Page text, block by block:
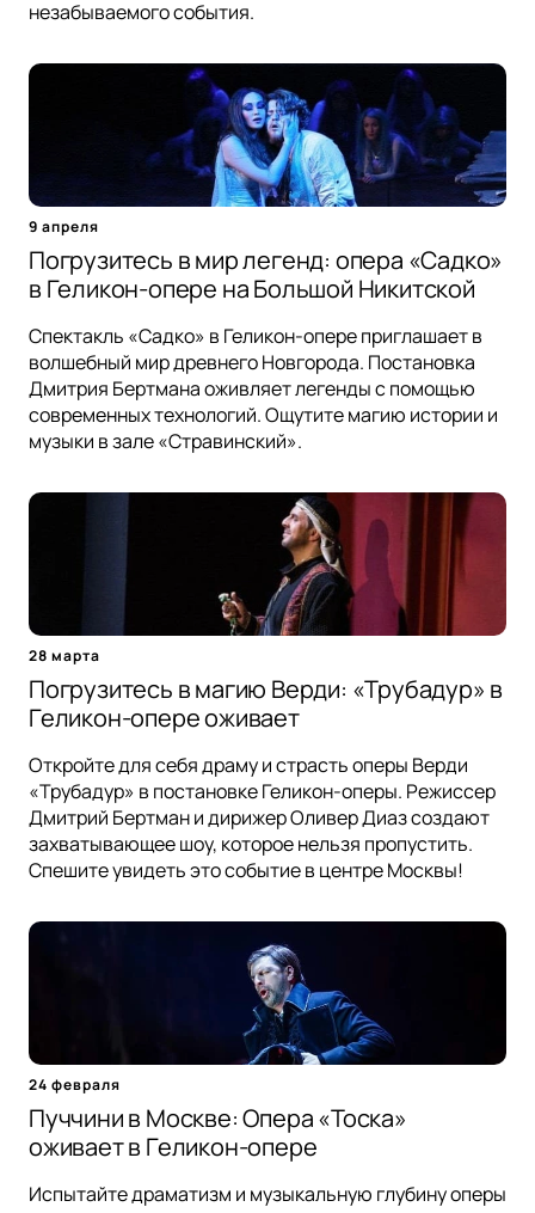
незабываемого события.
9 апреля
Погрузитесь в мир легенд: опера «Садко»
в Геликон-опере на Большой Никитской
Спектакль «Садко» в Геликон-опере приглашает в
волшебный мир древнего Новгорода. Постановка
Дмитрия Бертмана оживляет легенды с помощью
современных технологий. Ощутите магию истории и
музыки в зале «Стравинский».
28 марта
Погрузитесь в магию Верди: «Трубадур» в
Геликон-опере оживает
Откройте для себя драму и страсть оперы Верди
«Трубадур» в постановке Геликон-оперы. Режиссер
Дмитрий Бертман и дирижер Оливер Диаз создают
захватывающее шоу, которое нельзя пропустить.
Спешите увидеть это событие в центре Москвы!
24 февраля
Пуччини в Москве: Опера «Тоска»
оживает в Геликон-опере
Испытайте драматизм и музыкальную глубину оперы